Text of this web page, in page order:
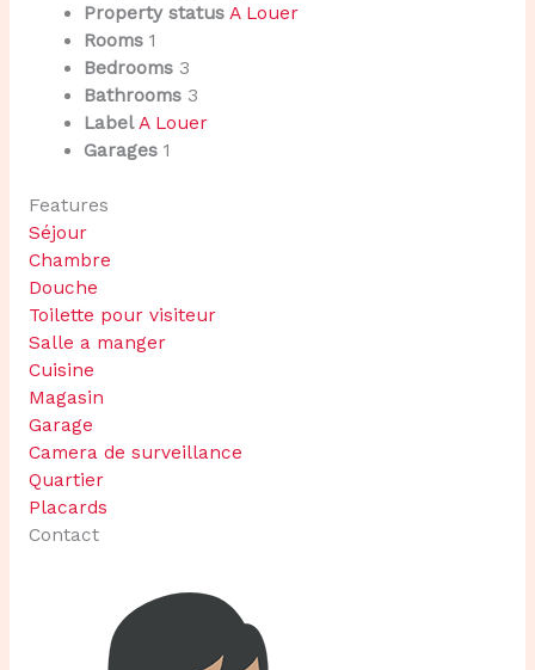
Property status A Louer
Rooms 1
Bedrooms 3
Bathrooms 3
Label A Louer
Garages 1
Features
Séjour
Chambre
Douche
Toilette pour visiteur
Salle a manger
Cuisine
Magasin
Garage
Camera de surveillance
Quartier
Placards
Contact